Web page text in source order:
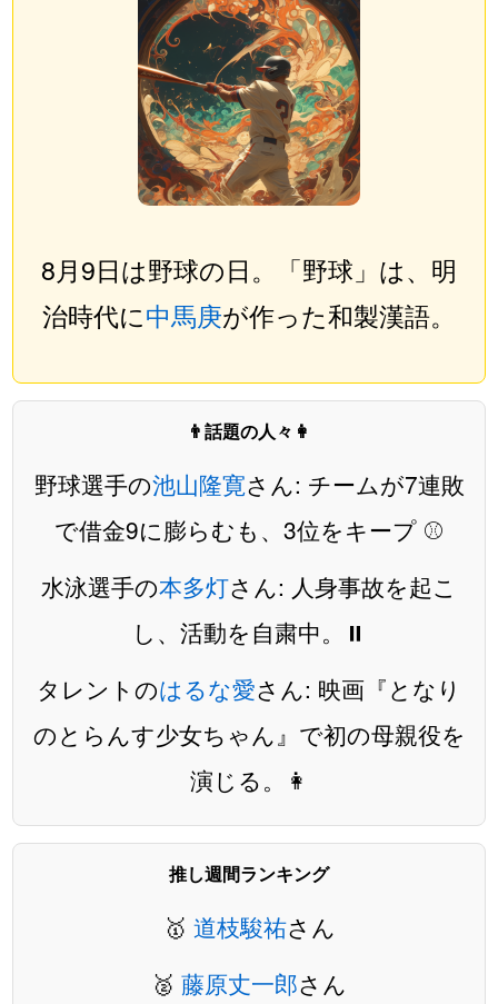
8月9日は野球の日。「野球」は、明
治時代に中馬庚が作った和製漢語。
👨話題の人々👩
野球選手の池山隆寛さん: チームが7連敗
で借金9に膨らむも、3位をキープ ⚾️
水泳選手の本多灯さん: 人身事故を起こ
し、活動を自粛中。⏸️
タレントのはるな愛さん: 映画『となり
のとらんす少女ちゃん』で初の母親役を
演じる。👩
推し週間ランキング
🥇 道枝駿祐さん
🥈 藤原丈一郎さん